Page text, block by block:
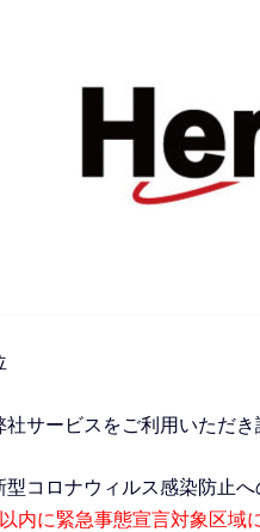
サービスをご利用いただき
型コロナウィルス感染防止
内に緊急事態宣言対象区域